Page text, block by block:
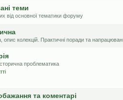
теми
від основної тематики форуму
опис колекцій. Практичні поради та
проблематика
та коментарі